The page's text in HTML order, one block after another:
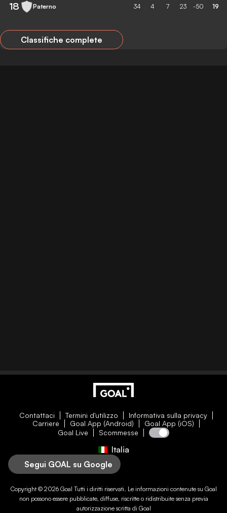
18 Paterno 34 4 7 23 -50 19
Classifiche complete
Contattaci Termini d'utilizzo
Informativa sulla privacy
Carriere
Goal App (Android)
Goal App (iOS)
Goal Live
Scommesse
Italia
Segui GOAL su Google
Copyright © 2026 Goal Tutti i diritti riservati. Le informazioni contenute su Goal
non possono essere pubblicate, diffuse, riscritte o ridistribuite senza previa
autorizzazione scritta di Goal